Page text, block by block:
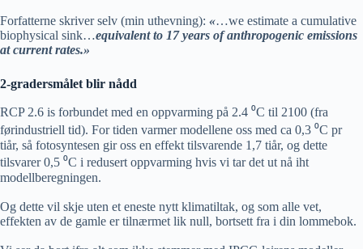
Forfatterne skriver selv (min uthevning): «…we estimate a cumulative
biophysical sink…equivalent to 17 years of anthropogenic emissions
at current rates.»
2-gradersmålet blir nådd
RCP 2.6 is forbundet med en oppvarming på 2.4 ⁰C til 2100 (fra
førindustriell tid). For tiden varmer modellene oss med ca 0,3 ⁰C pr
tiår, så fotosyntesen gir oss en effekt tilsvarende 1,7 tiår, og dette
tilsvarer 0,5 ⁰C i redusert oppvarming hvis vi tar det ut nå iht
modellberegningen.
Og dette vil skje uten et eneste nytt klimatiltak, og som alle vet,
effekten av de gamle er tilnærmet lik null, bortsett fra i din lommebok.